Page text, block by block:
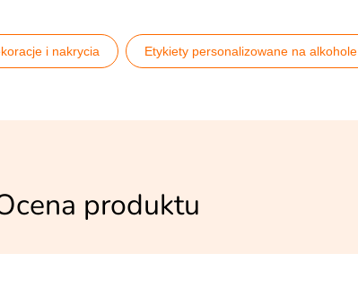
i nakrycia Etykiety personalizowane na alkohole
produktu